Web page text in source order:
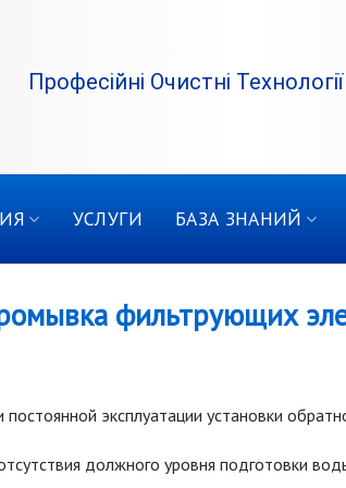
Професійні Очистні Технології
УСЛУГИ БАЗА ЗНАНИЙ
фильтрующих
постоянной эксплуатации установки
должного уровня подготовки